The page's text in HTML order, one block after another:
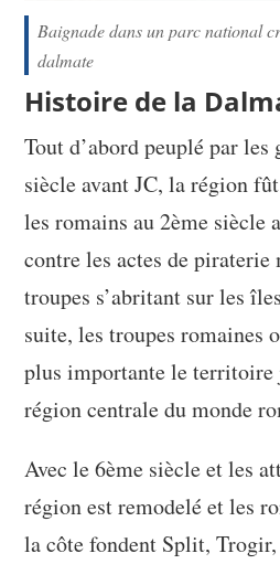
Baignade dans un parc national
dalmate
Histoire de la
Tout d’abord peuplé par les
siècle avant JC, la région
les romains au 2ème siècle
contre les actes de piraterie
troupes s’abritant sur les
suite, les troupes romaines
plus importante le territoire
région centrale du monde
Avec le 6ème siècle et les
région est remodelé et les
la côte fondent Split,